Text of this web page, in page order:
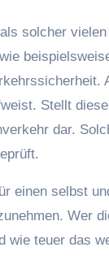
Stellt
dar.
einen selbst
Wer
wie teuer das